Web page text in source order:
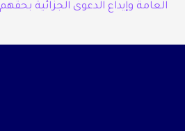
العامة وإيداع الدعوى الجزائية بحقهم